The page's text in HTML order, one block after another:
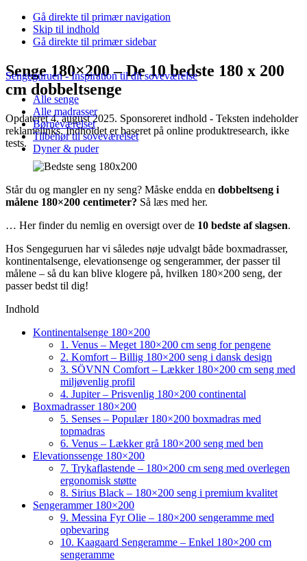
Gå direkte til primær navigation
Skip til indhold
Gå direkte til primær sidebar
Sengeguruen - Inspiration til dit soveværelse
Alle senge
Alle madrasser
Børneværelset
Tilbehør til soveværelset
Dyner & puder
Senge 180×200 – De 10 bedste 180 x 200
cm dobbeltsenge
Opdateret 4. august 2025. Sponsoreret indhold - Teksten indeholder
reklamelinks. Indholdet er baseret på online produktresearch, ikke
tests.
Står du og mangler en ny seng? Måske endda en dobbeltseng i
målene 180×200 centimeter? Så læs med her.
… Her finder du nemlig en oversigt over de 10 bedste af slagsen.
Hos Sengeguruen har vi således nøje udvalgt både boxmadrasser,
kontinentalsenge, elevationsenge og sengerammer, der passer til
målene – så du kan blive klogere på, hvilken 180×200 seng, der
passer bedst til dig!
Indhold
Kontinentalsenge 180×200
1. Venus – Meget 180×200 cm seng for pengene
2. Komfort – Billig 180×200 seng i dansk design
3. SÖVNN Comfort – Lækker 180×200 cm seng med
miljøvenlig profil
4. Jupiter – Prisvenlig 180×200 continental
Boxmadrasser 180×200
5. Senses – Populær 180×200 boxmadras med
topmadras
6. Venus – Lækker grå 180×200 seng med ben
Elevationssenge 180×200
7. Trykaflastende – 180×200 cm seng med overlegen
ergonomisk støtte
8. Sirius Black – 180×200 seng i premium kvalitet
Sengerammer 180×200
9. Messina Fyr Olie – 180×200 sengeramme med
opbevaring
10. Kaagaard Sengeramme – Enkel 180×200 cm
sengeramme